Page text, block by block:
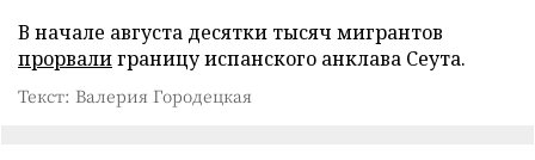
В начале августа десятки тысяч мигрантов
прорвалиграницу испанского анклава Сеута.
Текст: Валерия Городецкая